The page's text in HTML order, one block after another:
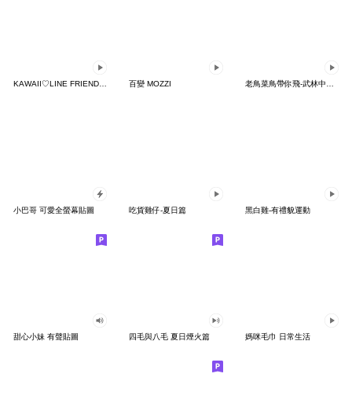
百變 MOZZI
小巴哥 可愛全螢幕貼圖 吃貨雞仔-夏日篇 黑白雞-有禮貌運動
甜心小妹 有聲貼圖 四毛與八毛 夏日煙火篇 媽咪毛巾 日常生活